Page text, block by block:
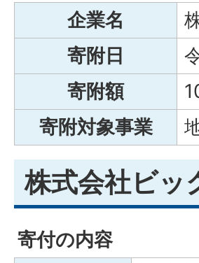
企業名
寄附日
寄附額
寄附対象事業
株式会社ビッ
寄付の内容